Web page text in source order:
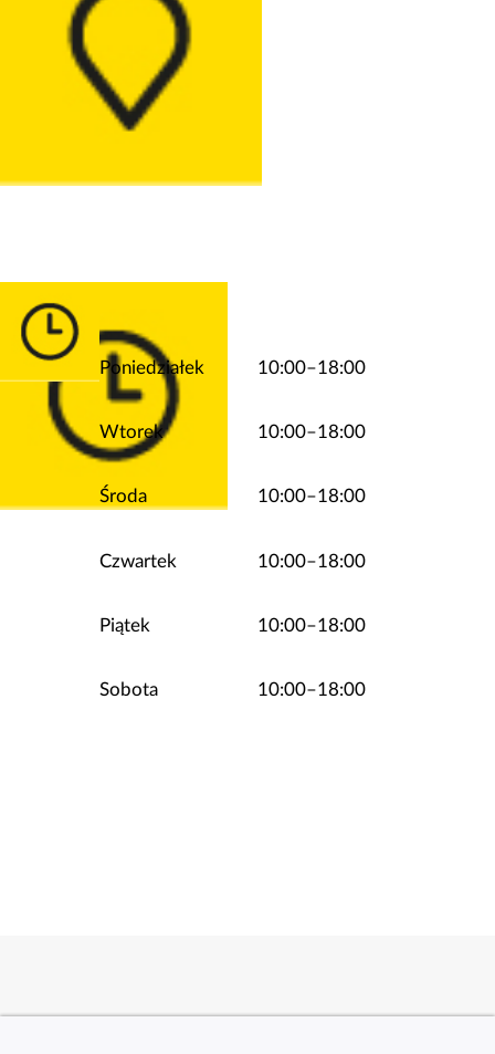
Poniedziałek 10:00–18:00
Wtorek 10:00–18:00
Środa 10:00–18:00
Czwartek 10:00–18:00
Piątek 10:00–18:00
Sobota 10:00–18:00